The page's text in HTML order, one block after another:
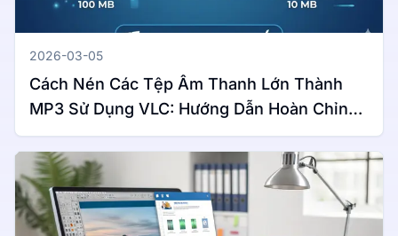
2026-03-05
Cách Nén Các Tệp Âm Thanh Lớn Thành
MP3 Sử Dụng VLC: Hướng Dẫn Hoàn Chỉnh
Cho Windows & Mac